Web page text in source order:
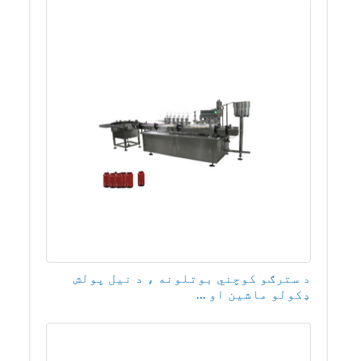
د سترګو کوچني بوتلونه ، د نیل پولش
ډکولو ماشین او ...